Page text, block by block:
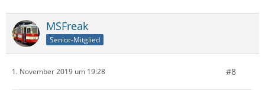
MSFreak
Senior-Mitglied
1. November 2019 um 19:28 #8